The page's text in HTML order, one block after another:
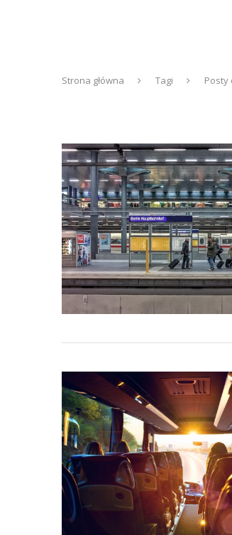
Strona główna Tagi